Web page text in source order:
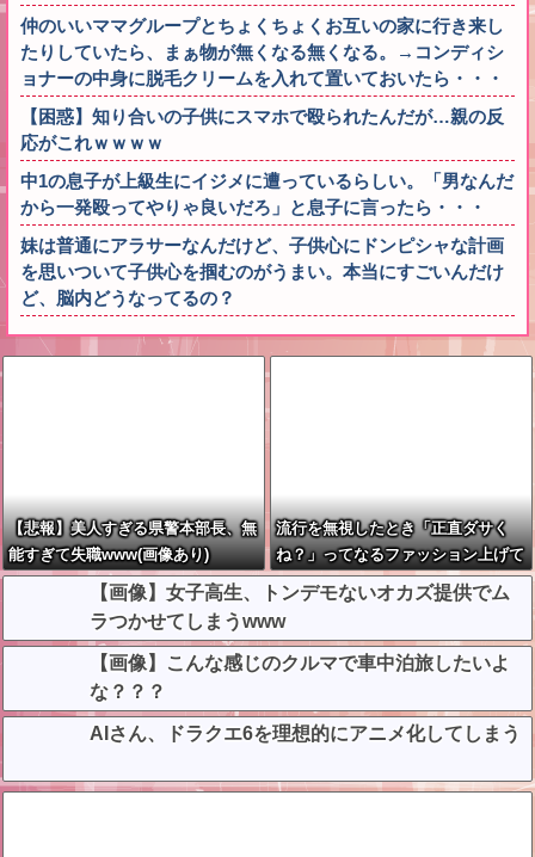
仲のいいママグループとちょくちょくお互いの家に行き来し
たりしていたら、まぁ物が無くなる無くなる。→コンディシ
ョナーの中身に脱毛クリームを入れて置いておいたら・・・
【困惑】知り合いの子供にスマホで殴られたんだが…親の反
応がこれｗｗｗｗ
中1の息子が上級生にイジメに遭っているらしい。「男なんだ
から一発殴ってやりゃ良いだろ」と息子に言ったら・・・
妹は普通にアラサーなんだけど、子供心にドンピシャな計画
を思いついて子供心を掴むのがうまい。本当にすごいんだけ
ど、脳内どうなってるの？
【悲報】美人すぎる県警本部長、無
能すぎて失職www(画像あり)
流行を無視したとき「正直ダサく
ね？」ってなるファッション上げて
け
【画像】女子高生、トンデモないオカズ提供でム
ラつかせてしまうwww
【画像】こんな感じのクルマで車中泊旅したいよ
な？？？
AIさん、ドラクエ6を理想的にアニメ化してしまう